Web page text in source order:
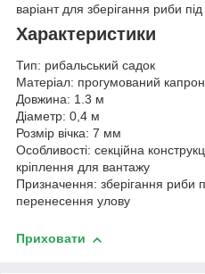
варіант для зберігання риби
Характеристики
Тип: рибальський садок
Матеріал: прогумований капрон
Довжина: 1.3 м
Діаметр: 0,4 м
Розмір вічка: 7 мм
Особливості: секційна
кріплення для вантажу
Призначення: зберігання риби
перенесення улову
Приховати